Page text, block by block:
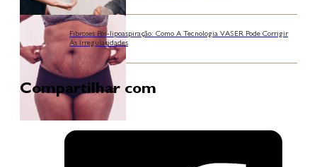
Fibroses Pós-lipoaspiração: Como A Tecnologia VASER Pode Corrigir
As Irregularidades
Compartilhar com